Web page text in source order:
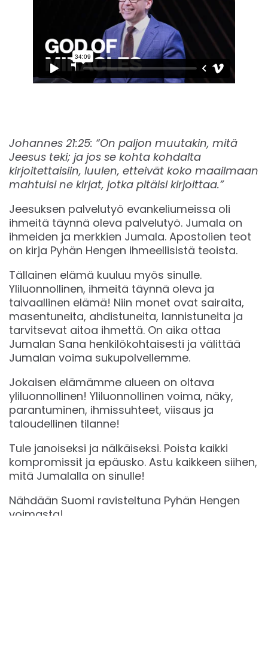
Johannes 21:25: “On paljon muutakin, mitä
Jeesus teki; ja jos se kohta kohdalta
kirjoitettaisiin, luulen, etteivät koko maailmaan
mahtuisi ne kirjat, jotka pitäisi kirjoittaa.”
Jeesuksen palvelutyö evankeliumeissa oli
ihmeitä täynnä oleva palvelutyö. Jumala on
ihmeiden ja merkkien Jumala. Apostolien teot
on kirja Pyhän Hengen ihmeellisistä teoista.
Tällainen elämä kuuluu myös sinulle.
Yliluonnollinen, ihmeitä täynnä oleva ja
taivaallinen elämä! Niin monet ovat sairaita,
masentuneita, ahdistuneita, lannistuneita ja
tarvitsevat aitoa ihmettä. On aika ottaa
Jumalan Sana henkilökohtaisesti ja välittää
Jumalan voima sukupolvellemme.
Jokaisen elämämme alueen on oltava
yliluonnollinen! Yliluonnollinen voima, näky,
parantuminen, ihmissuhteet, viisaus ja
taloudellinen tilanne!
Tule janoiseksi ja nälkäiseksi. Poista kaikki
kompromissit ja epäusko. Astu kaikkeen siihen,
mitä Jumalalla on sinulle!
Nähdään Suomi ravisteltuna Pyhän Hengen
voimasta!